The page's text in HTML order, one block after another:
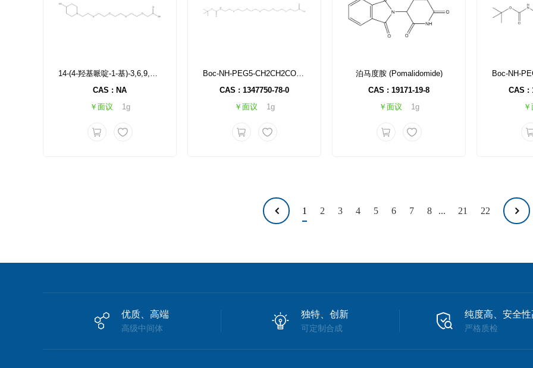
14-(4-羟基哌啶-1-基)-3,6,9,12-四氧杂酸
CAS : NA
￥面议
1g
Boc-NH-PEG5-CH2CH2COOH
CAS : 1347750-78-0
￥面议
1g
泊马度胺 (Pomalidomide)
CAS : 19171-19-8
￥面议
1g
CAS :
1 2 3 4 5 6 7 8 ... 21 22
优质、高端
高级中间体
独特、创新
可定制合成
纯度高、安全
严格质检